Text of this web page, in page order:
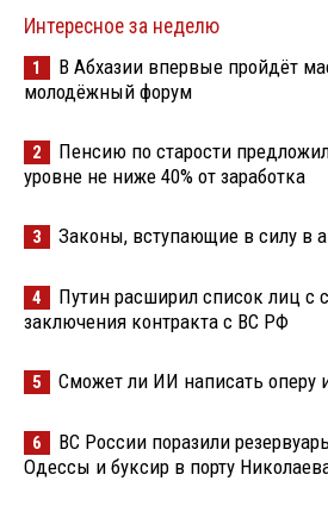
Интересное за неделю
1
В Абхазии впервые пройдёт
молодёжный форум
2
Пенсию по старости
уровне не ниже 40% от заработка
3 Законы, вступающие в силу в
4
Путин расширил список лиц с
заключения контракта с ВС РФ
5 Сможет ли ИИ написать оперу
6
ВС России поразили
Одессы и буксир в порту